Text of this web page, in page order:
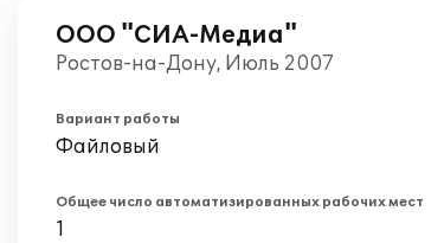
ООО "СИА-Медиа"
Ростов-на-Дону, Июль 2007
Вариант работы
Файловый
Общее число автоматизированных рабочих мест
1